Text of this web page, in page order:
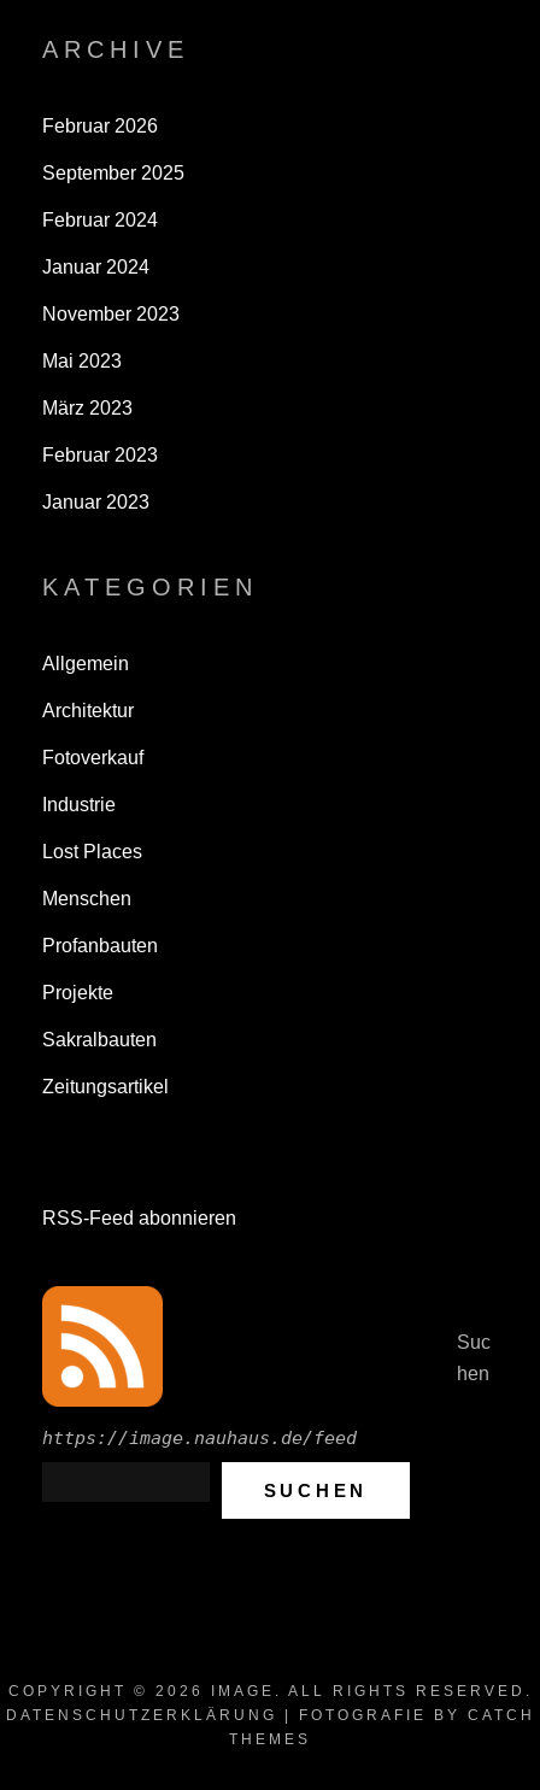
ARCHIVE
Februar 2026
September 2025
Februar 2024
Januar 2024
November 2023
Mai 2023
März 2023
Februar 2023
Januar 2023
KATEGORIEN
Allgemein
Architektur
Fotoverkauf
Industrie
Lost Places
Menschen
Profanbauten
Projekte
Sakralbauten
Zeitungsartikel
RSS-Feed abonnieren
https://image.nauhaus.de/feed
Suc
hen
SUCHEN
COPYRIGHT © 2026 IMAGE . ALL RIGHTS RESERVED.
DATENSCHUTZERKLÄRUNG
| FOTOGRAFIE BY CATCH
THEMES